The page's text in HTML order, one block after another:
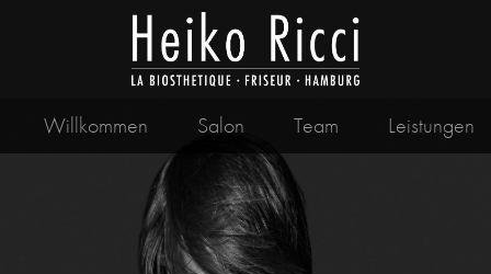
Willkommen Salon Team Leistungen